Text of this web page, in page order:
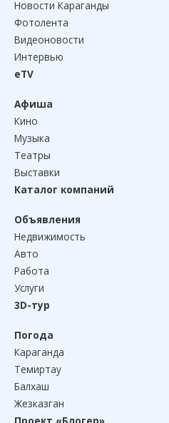
Новости Караганды
Фотолента
Видеоновости
Интервью
eTV
Афиша
Кино
Музыка
Театры
Выставки
Каталог компаний
Объявления
Недвижимость
Авто
Работа
Услуги
3D-тур
Погода
Караганда
Темиртау
Балхаш
Жезказган